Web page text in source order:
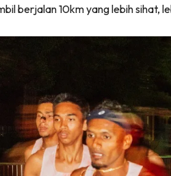
berjalan 10km yang lebih sihat,